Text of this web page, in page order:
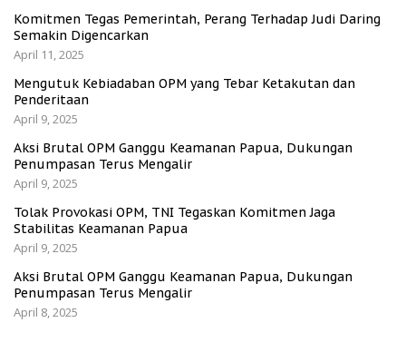
Komitmen Tegas Pemerintah, Perang Terhadap Judi Daring
Semakin Digencarkan
April 11, 2025
Mengutuk Kebiadaban OPM yang Tebar Ketakutan dan
Penderitaan
April 9, 2025
Aksi Brutal OPM Ganggu Keamanan Papua, Dukungan
Penumpasan Terus Mengalir
April 9, 2025
Tolak Provokasi OPM, TNI Tegaskan Komitmen Jaga
Stabilitas Keamanan Papua
April 9, 2025
Aksi Brutal OPM Ganggu Keamanan Papua, Dukungan
Penumpasan Terus Mengalir
April 8, 2025